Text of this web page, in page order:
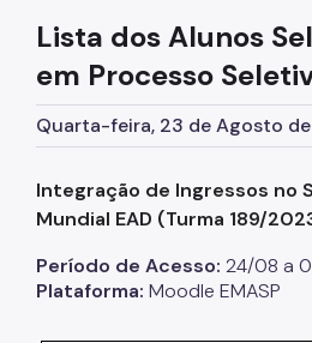
Dúvidas Frequentes
Formações da EMASP
Formações Oferecidas
Como se Inscrever
Listas de Seleção
Lista dos Alunos
em Processo
Quarta-feira, 23 de Agosto
Integração de Ingressos no
Mundial EAD (Turma 189/
Período de Acesso: 24/08 a
Plataforma: Moodle EMASP